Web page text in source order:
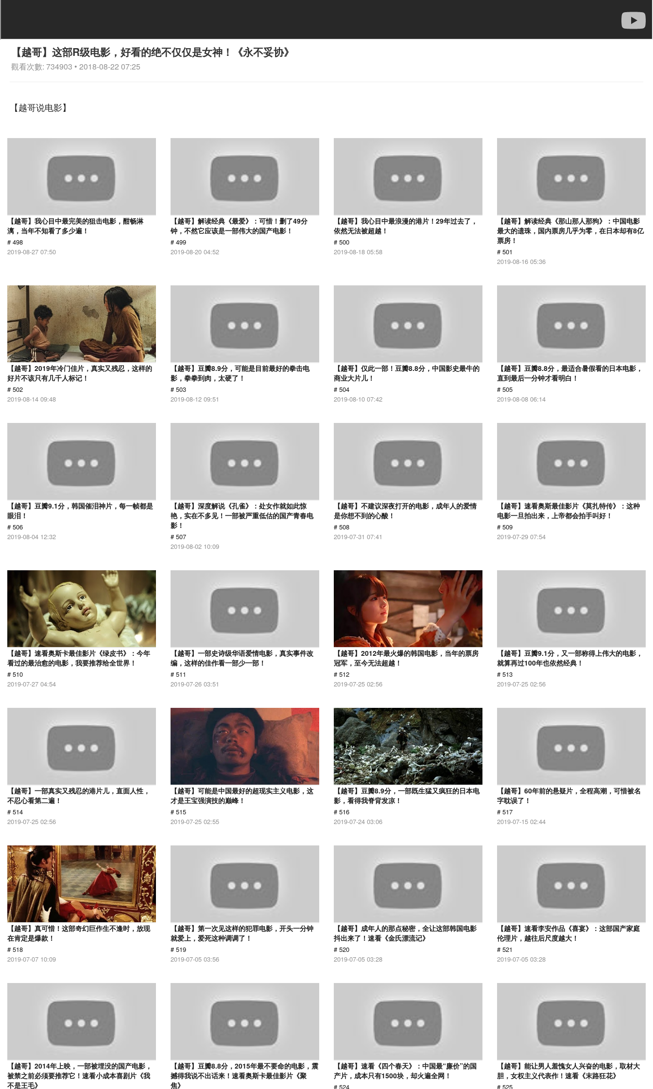
【越哥】这部R级电影，好看的绝不仅仅是女神！《永不妥协》
觀看次數: 734903 • 2018-08-22 07:25
【越哥说电影】
【越哥】我心目中最完美的狙击电影，酣畅淋
漓，当年不知看了多少遍！
# 498
2019-08-27 07:50
【越哥】解读经典《最爱》：可惜！删了49分
钟，不然它应该是一部伟大的国产电影！
# 499
2019-08-20 04:52
【越哥】我心目中最浪漫的港片！29年过去了，
依然无法被超越！
# 500
2019-08-18 05:58
【越哥】解读经典《那山那人那狗》：中国电影
最大的遗珠，国内票房几乎为零，在日本却有8亿
票房！
# 501
2019-08-16 05:36
【越哥】2019年冷门佳片，真实又残忍，这样的
好片不该只有几千人标记！
# 502
2019-08-14 09:48
【越哥】豆瓣8.9分，可能是目前最好的拳击电
影，拳拳到肉，太硬了！
# 503
2019-08-12 09:51
【越哥】仅此一部！豆瓣8.8分，中国影史最牛的
商业大片儿！
# 504
2019-08-10 07:42
【越哥】豆瓣8.8分，最适合暑假看的日本电影，
直到最后一分钟才看明白！
# 505
2019-08-08 06:14
【越哥】豆瓣9.1分，韩国催泪神片，每一帧都是
眼泪！
# 506
2019-08-04 12:32
【越哥】深度解说《孔雀》：处女作就如此惊
艳，实在不多见！一部被严重低估的国产青春电
影！
# 507
2019-08-02 10:09
【越哥】不建议深夜打开的电影，成年人的爱情
是你想不到的心酸！
# 508
2019-07-31 07:41
【越哥】速看奥斯最佳影片《莫扎特传》：这种
电影一旦拍出来，上帝都会拍手叫好！
# 509
2019-07-29 07:54
【越哥】速看奥斯卡最佳影片《绿皮书》：今年
看过的最治愈的电影，我要推荐给全世界！
# 510
2019-07-27 04:54
【越哥】一部史诗级华语爱情电影，真实事件改
编，这样的佳作看一部少一部！
# 511
2019-07-26 03:51
【越哥】2012年最火爆的韩国电影，当年的票房
冠军，至今无法超越！
# 512
2019-07-25 02:56
【越哥】豆瓣9.1分，又一部称得上伟大的电影，
就算再过100年也依然经典！
# 513
2019-07-25 02:56
【越哥】一部真实又残忍的港片儿，直面人性，
不忍心看第二遍！
# 514
2019-07-25 02:56
【越哥】可能是中国最好的超现实主义电影，这
才是王宝强演技的巅峰！
# 515
2019-07-25 02:55
【越哥】豆瓣8.9分，一部既生猛又疯狂的日本电
影，看得我脊背发凉！
# 516
2019-07-24 03:06
【越哥】60年前的悬疑片，全程高潮，可惜被名
字耽误了！
# 517
2019-07-15 02:44
【越哥】真可惜！这部奇幻巨作生不逢时，放现
在肯定是爆款！
# 518
2019-07-07 10:09
【越哥】第一次见这样的犯罪电影，开头一分钟
就爱上，爱死这种调调了！
# 519
2019-07-05 03:56
【越哥】成年人的那点秘密，全让这部韩国电影
抖出来了！速看《金氏漂流记》
# 520
2019-07-05 03:28
【越哥】速看李安作品《喜宴》：这部国产家庭
伦理片，越往后尺度越大！
# 521
2019-07-05 03:28
【越哥】2014年上映，一部被埋没的国产电影，
被禁之前必须要推荐它！速看小成本喜剧片《我
不是王毛》
【越哥】豆瓣8.8分，2015年最不要命的电影，震
撼得我说不出话来！速看奥斯卡最佳影片《聚
焦》
【越哥】速看《四个春天》：中国最“廉价”的国
产片，成本只有1500块，却火遍全网！
# 524
【越哥】能让男人羞愧女人兴奋的电影，取材大
胆，女权主义代表作！速看《末路狂花》
# 525